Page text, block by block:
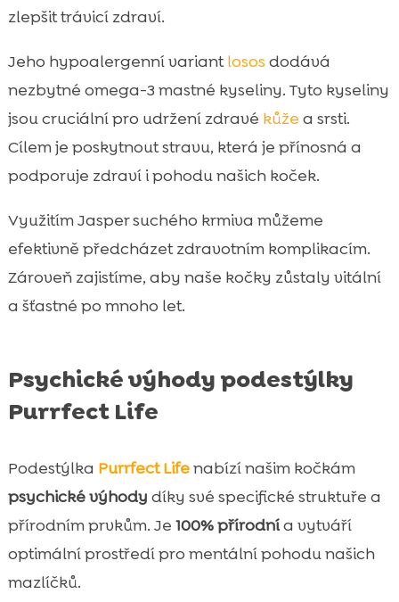
zlepšit trávicí zdraví.
Jeho hypoalergenní variantlosos dodává
nezbytné omega-3 mastné kyseliny. Tyto kyseliny
jsou cruciální pro udržení zdravé kůže a srsti.
Cílem je poskytnout stravu, která je přínosná a
podporuje zdraví i pohodu našich koček.
Využitím Jasper suchého krmiva můžeme
efektivně předcházet zdravotním komplikacím.
Zároveň zajistíme, aby naše kočky zůstaly vitální
a šťastné po mnoho let.
Psychické výhody podestýlky
Purrfect Life
Podestýlka Purrfect Lifenabízí našim kočkám
psychické výhody díky své specifické struktuře a
přírodním prvkům. Je 100% přírodnía vytváří
optimální prostředí pro mentální pohodu našich
mazlíčků.